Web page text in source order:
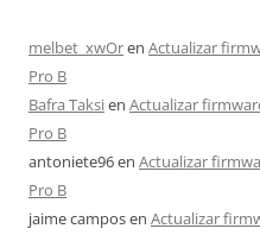
melbet_xwOren Actualizar
Pro B
Bafra Taksien Actualizar
Pro B
antoniete96en Actualizar
Pro B
jaime camposen Actualizar